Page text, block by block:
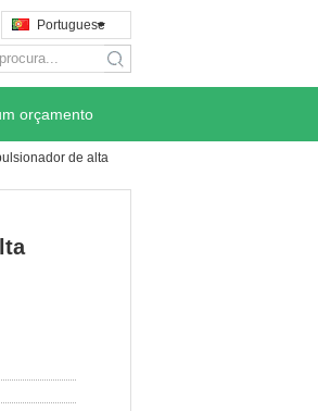
Portuguese
search
orçamento
de alta